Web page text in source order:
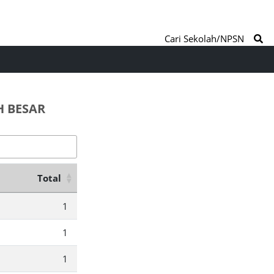
Cari Sekolah/NPSN
BESAR
Total
1
1
1